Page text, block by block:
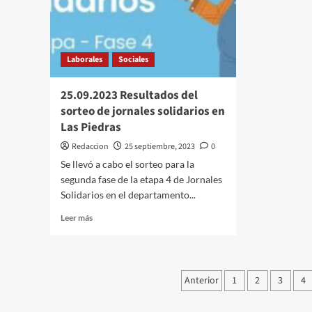
Laborales Sociales
25.09.2023 Resultados del
sorteo de jornales solidarios en
Las Piedras
Redaccion 25 septiembre, 2023
0
Se llevó a cabo el sorteo para la
segunda fase de la etapa 4 de Jornales
Solidarios en el departamento...
Leer másLeer
Paginación
Anterior 1 2 3 4